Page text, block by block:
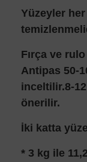
Yüzeyler
Fırça ve
Antipas 50-
inceltilir.8-
önerilir.
İki katta
* 3 kg ile